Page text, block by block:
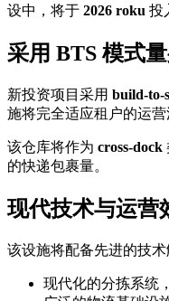
设中，将于 2026 roku 投
采用 BTS 模式
新投资项目采用 build-to-
施将完全适应租户的运营
该仓库将作为 cross-dock
的快递包裹量。
现代技术与运营
该设施将配备先进的技术
现代化的分拣系统，